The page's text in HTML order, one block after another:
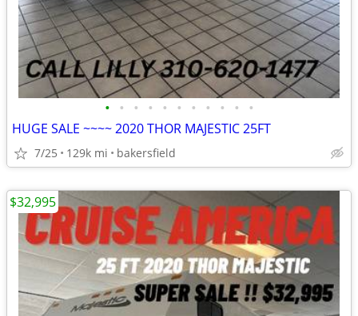
• • • • • • • • • • •
HUGE SALE ~~~~ 2020 THOR MAJESTIC 25FT
7/25 129k mi bakersfield
$32,995